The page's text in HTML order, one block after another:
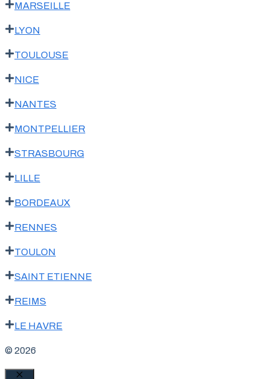
MARSEILLE
LYON
TOULOUSE
NICE
NANTES
MONTPELLIER
STRASBOURG
LILLE
BORDEAUX
RENNES
TOULON
SAINT ETIENNE
REIMS
LE HAVRE
© 2026